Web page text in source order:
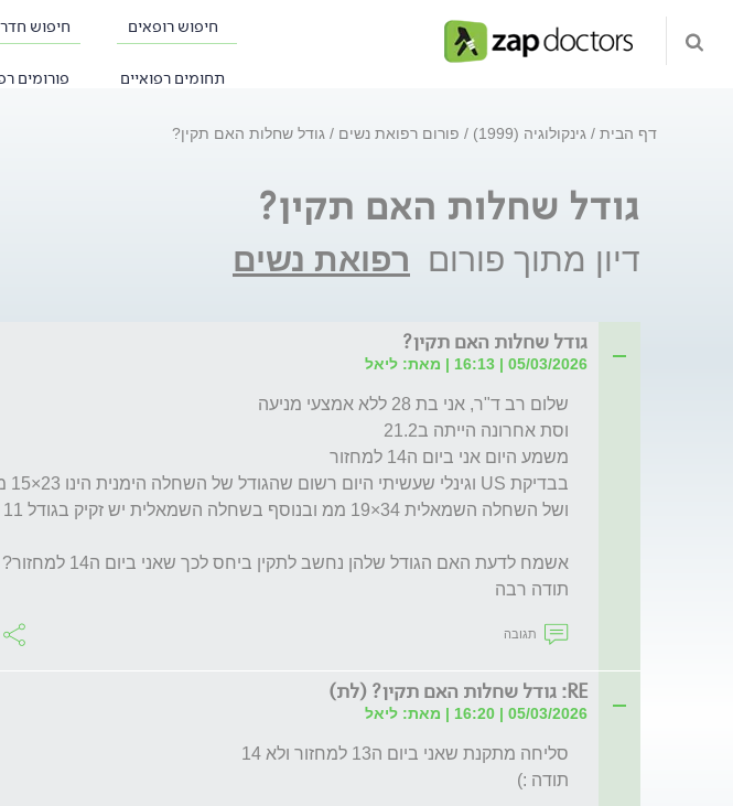
חיפוש רופאים חיפוש
תחומים רפואיים פורומים
דף הבית גינקולוגיה (1999) פורום רפואת נשים גודל שחלות האם תקין?
גודל שחלות האם תקין?
דיון מתוך פורום רפואת נשים
גודל שחלות האם תקין?
05/03/2026 | 16:13 | מאת: ליאל
תודה רבה
תגובה
RE: גודל שחלות האם תקין? (לת)
05/03/2026 | 16:20 | מאת: ליאל
תודה :)